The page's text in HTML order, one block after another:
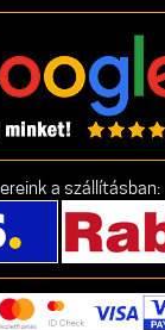
a szállításban: